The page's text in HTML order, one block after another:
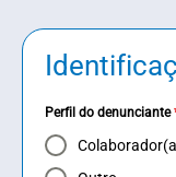
Perfil do denunciante